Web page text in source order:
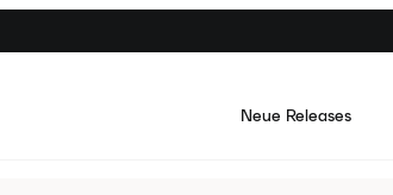
Neue Releases